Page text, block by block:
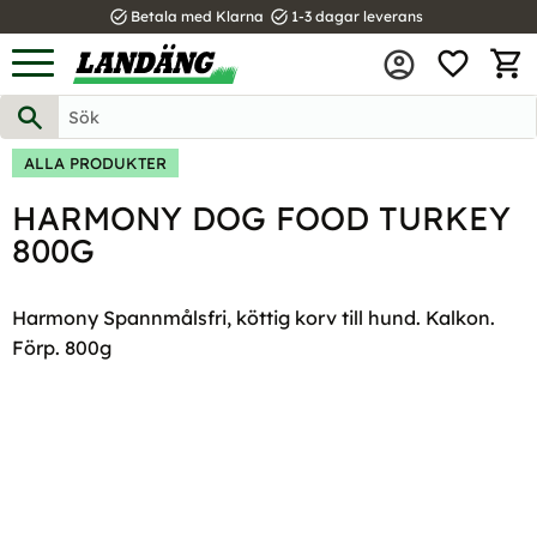
Meny
task_alt Betala med Klarna task_alt 1-3 dagar leverans
ALLA PRODUKTER
HARMONY DOG FOOD TURKEY
800G
Harmony Spannmålsfri, köttig korv till hund. Kalkon.
Förp. 800g